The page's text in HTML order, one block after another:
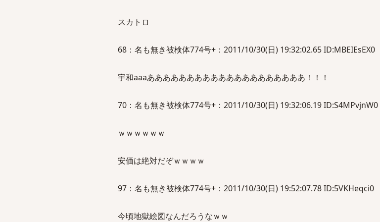
スカトロ
68：名も無き被検体774号+：2011/10/30(日) 19:32:02.65 ID:MBEIEsEX0
宇和aaaああああああああああああああああああああ！！！
70：名も無き被検体774号+：2011/10/30(日) 19:32:06.19 ID:S4MPvjnW0
ｗｗｗｗｗｗ
安価は絶対だぞｗｗｗｗ
97：名も無き被検体774号+：2011/10/30(日) 19:52:07.78 ID:5VKHeqci0
今頃地獄絵図なんだろうなｗｗ